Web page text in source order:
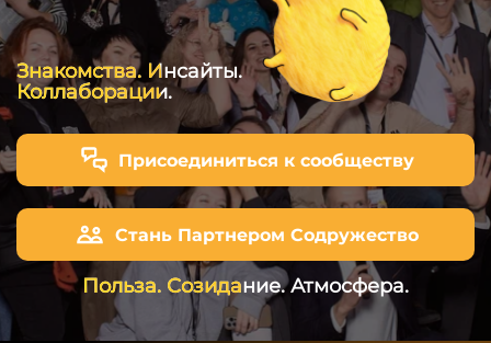
Знакомства. Инсайты.
Коллаборации.
Присоединиться к сообществу
Стань Партнером Содружество
Польза. Созидание. Атмосфера.